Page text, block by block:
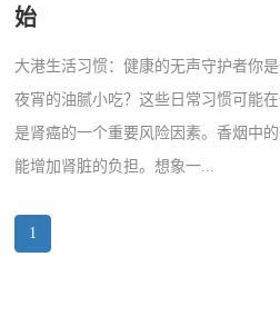
始
大港生活习惯：健康的无声守护者你
夜宵的油腻小吃？这些日常习惯可能
是肾癌的一个重要风险因素。香烟中
能增加肾脏的负担。想象一...
1